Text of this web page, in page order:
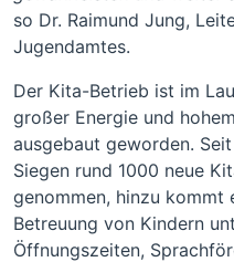
so Dr. Raimund Jung,
Jugendamtes.
Der Kita-Betrieb ist im
großer Energie und
ausgebaut geworden.
Siegen rund 1000 neue
genommen, hinzu kommt
Betreuung von Kindern
Öffnungszeiten,